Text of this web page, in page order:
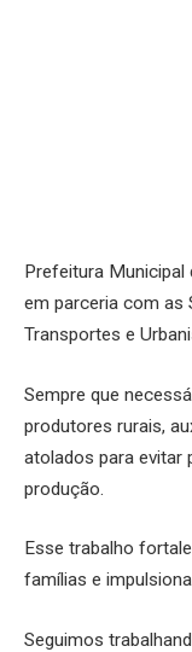
Prefeitura Municipal
em parceria com as
Transportes e
Sempre que
produtores rurais,
atolados para evitar
produção.
Esse trabalho
famílias e
Seguimos